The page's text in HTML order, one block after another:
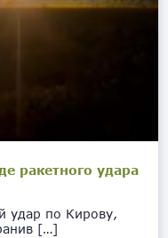
ракетного удара
удар по Кирову,
[…]